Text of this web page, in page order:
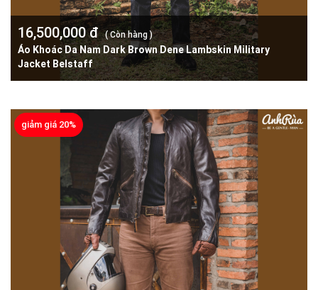
16,500,000 đ( Còn hàng )
Áo Khoác Da Nam Dark Brown Dene Lambskin Military
Jacket Belstaff
giảm giá 20%